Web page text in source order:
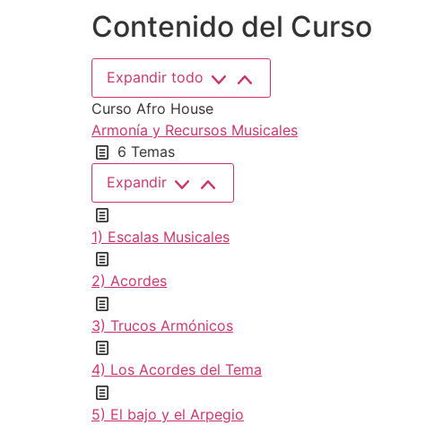
Contenido del Curso
Expandir todo
Curso Afro House
Armonía y Recursos Musicales
6 Temas
Expandir
1) Escalas Musicales
2) Acordes
3) Trucos Armónicos
4) Los Acordes del Tema
5) El bajo y el Arpegio